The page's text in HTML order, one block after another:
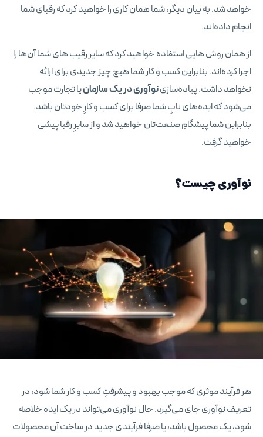
خواهد شد. به بیان دیگر، شما همان کاری را خواهید کرد که رقبای شما
انجام داده‌اند.
از همان روش‌ هایی استفاده خواهید کرد که سایر رقیب‌ های شما آن‌ها را
اجرا کرده‌اند. بنابراین کسب و کار شما هیچ چیز جدیدی برای ارائه
نخواهد داشت. پیاده‌سازینوآوری در یک سازمانیا تجارت موجب
می‌شود که ایده‌های نابِ شما صرفا برای کسب و کارِ خودتان باشد.
بنابراین شما پیشگامِ صنعت‌تان خواهید شد و از سایرِ رقبا پیشی
خواهید گرفت.
نوآوری چیست؟
هر فرآیند موثری که موجب بهبود و پیشرفتِ کسب و کار شما شود، در
تعریف نوآوری جای می‌گیرد. حال نوآوری می‌تواند در یک ایده خلاصه
شود، یک محصول باشد، یا صرفا فرآیندی جدید در ساخت آن محصولات